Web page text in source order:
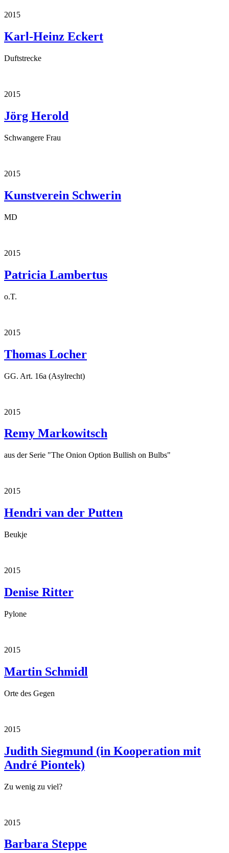
2015
Karl-Heinz Eckert
Duftstrecke
2015
Jörg Herold
Schwangere Frau
2015
Kunstverein Schwerin
MD
2015
Patricia Lambertus
o.T.
2015
Thomas Locher
GG. Art. 16a (Asylrecht)
2015
Remy Markowitsch
aus der Serie "The Onion Option Bullish on Bulbs"
2015
Hendri van der Putten
Beukje
2015
Denise Ritter
Pylone
2015
Martin Schmidl
Orte des Gegen
2015
Judith Siegmund (in Kooperation mit
André Piontek)
Zu wenig zu viel?
2015
Barbara Steppe